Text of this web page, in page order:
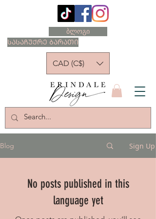
ᲡᲐᲡᲐᲩᲣᲥᲠᲔ ᲑᲐᲠᲐᲗᲘ
ბლოგი
CAD (C$)
Blog Sign Up
No posts published in this
language yet